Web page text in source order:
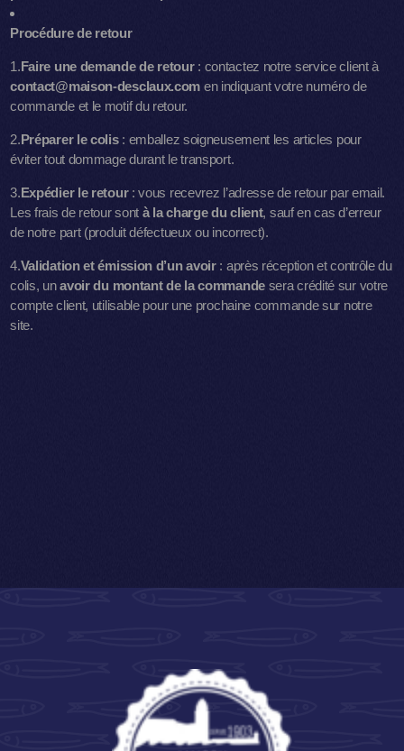
Procédure de retour
1.Faire une demande de retour: contactez notre service client à
contact@maison-desclaux.com en indiquant votre numéro de
commande et le motif du retour.
2.Préparer le colis: emballez soigneusement les articles pour
éviter tout dommage durant le transport.
3.Expédier le retour: vous recevrez l’adresse de retour par email.
Les frais de retour sont à la charge du client, sauf en cas d’erreur
de notre part (produit défectueux ou incorrect).
4.Validation et émission d’un avoir: après réception et contrôle du
colis, unavoir du montant de la commandesera crédité sur votre
compte client, utilisable pour une prochaine commande sur notre
site.